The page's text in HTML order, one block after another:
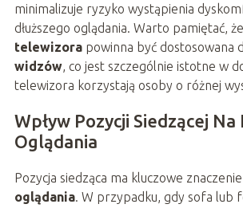
minimalizuje ryzyko wystąpienia
dłuższego oglądania. Warto pamiętać, że
telewizorapowinna być dostosowana
widzów, co jest szczególnie istotne w
telewizora korzystają osoby o różnej
Wpływ Pozycji Siedzącej
Oglądania
Pozycja siedząca ma kluczowe
oglądania. W przypadku, gdy sofa lub